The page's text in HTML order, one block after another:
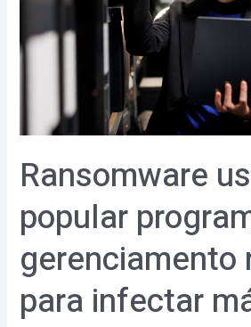
Ransomware
popular
gerenciamento
para infectar
gerenciamento
remoto
máquinas